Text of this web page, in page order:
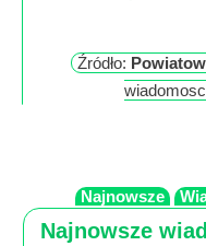
Źródło:
Najnowsze
Najnowsze